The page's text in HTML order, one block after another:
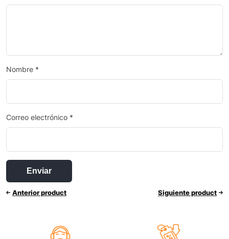
Nombre *
Correo electrónico *
Anterior product Siguiente product